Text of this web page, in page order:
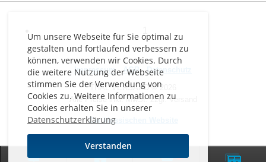
Um unsere Webseite für Sie optimal zu
gestalten und fortlaufend verbessern zu
können, verwenden wir Cookies. Durch
die weitere Nutzung der Webseite
stimmen Sie der Verwendung von
Cookies zu. Weitere Informationen zu
Cookies erhalten Sie in unserer
Datenschutzerklärung
Verstanden
Impressum-AGB-Datenschutz
THAL VERSAND © 2026
Alle Preise inkl. MwSt. zzgl. Versand
Zur klassischen Website